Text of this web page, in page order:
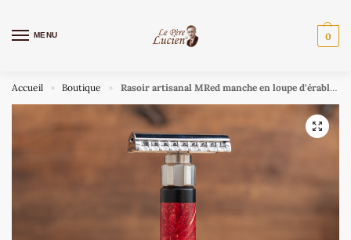
MENU 0
Accueil » Boutique » Rasoir artisanal MRed manche en loupe d’érable stabilisée et en ébène